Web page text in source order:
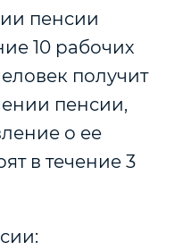
пенсии
10 рабочих
получит
пенсии,
о ее
в течение 3